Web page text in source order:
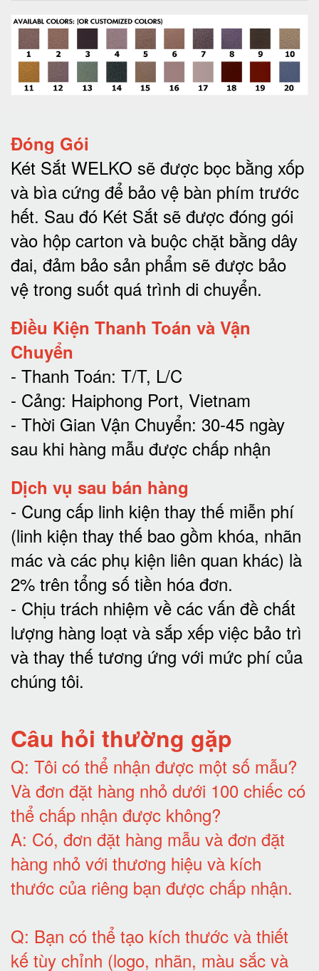
Đóng Gói
Két Sắt WELKO sẽ được bọc bằng xốp
và bìa cứng để bảo vệ bàn phím trước
hết. Sau đó Két Sắt sẽ được đóng gói
vào hộp carton và buộc chặt bằng dây
đai, đảm bảo sản phẩm sẽ được bảo
vệ trong suốt quá trình di chuyển.
Điều Kiện Thanh Toán và Vận
Chuyển
- Thanh Toán: T/T, L/C
- Cảng: Haiphong Port, Vietnam
- Thời Gian Vận Chuyển: 30-45 ngày
sau khi hàng mẫu được chấp nhận
Dịch vụ sau bán hàng
- Cung cấp linh kiện thay thế miễn phí
(linh kiện thay thế bao gồm khóa, nhãn
mác và các phụ kiện liên quan khác) là
2% trên tổng số tiền hóa đơn.
- Chịu trách nhiệm về các vấn đề chất
lượng hàng loạt và sắp xếp việc bảo trì
và thay thế tương ứng với mức phí của
chúng tôi.
Câu hỏi thường gặp
Q: Tôi có thể nhận được một số mẫu?
Và đơn đặt hàng nhỏ dưới 100 chiếc có
thể chấp nhận được không?
A: Có, đơn đặt hàng mẫu và đơn đặt
hàng nhỏ với thương hiệu và kích
thước của riêng bạn được chấp nhận.
Q: Bạn có thể tạo kích thước và thiết
kế tùy chỉnh (logo, nhãn, màu sắc và